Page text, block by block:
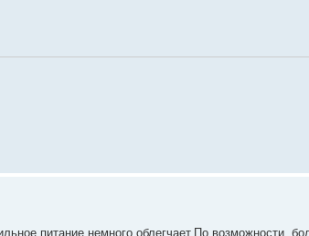
питание немного облегчает.По возможности